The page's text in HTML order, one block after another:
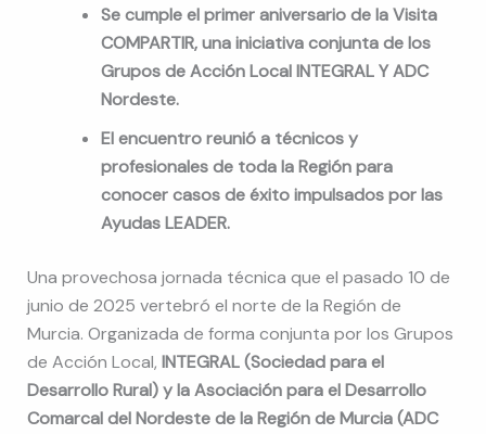
Se cumple el primer aniversario de la Visita
COMPARTIR, una iniciativa conjunta de los
Grupos de Acción Local INTEGRAL Y ADC
Nordeste.
El encuentro reunió a técnicos y
profesionales de toda la Región para
conocer casos de éxito impulsados por las
Ayudas LEADER.
Una provechosa jornada técnica que el pasado 10 de
junio de 2025 vertebró el norte de la Región de
Murcia. Organizada de forma conjunta por los Grupos
de Acción Local, INTEGRAL (Sociedad para el
Desarrollo Rural) y la Asociación para el Desarrollo
Comarcal del Nordeste de la Región de Murcia (ADC